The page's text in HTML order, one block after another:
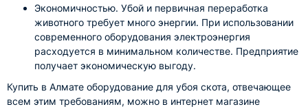
Экономичностью. Убой и первичная переработка
животного требует много энергии. При использовании
современного оборудования электроэнергия
расходуется в минимальном количестве. Предприятие
получает экономическую выгоду.
Купить в Алмате оборудование для убоя скота, отвечающее
всем этим требованиям, можно в интернет магазине